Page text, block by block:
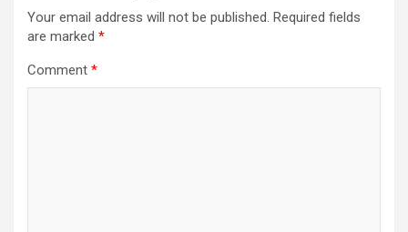
Your email address will not be published. Required fields
are marked *
Comment *